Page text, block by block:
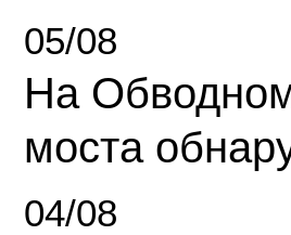
05/08
На
моста
04/08